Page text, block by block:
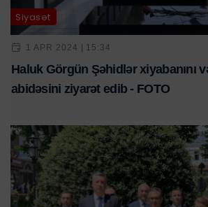
Siyasət
1 APR 2024 | 15:34
Haluk Görgün Şəhidlər xiyabanını
abidəsini ziyarət edib - FOTO